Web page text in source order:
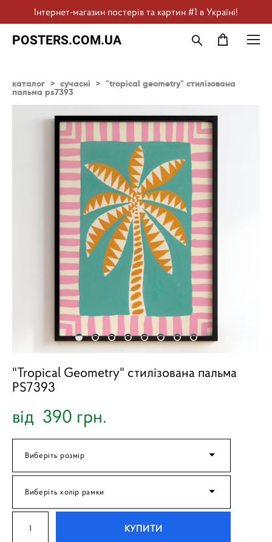
Інтернет-магазин постерів та картин #1 в Україні!
POSTERS.COM.UA
каталог > сучасні > "tropical geometry" стилізована
пальма ps7393
"Tropical Geometry" стилізована пальма
PS7393
від 390 грн.
Виберіть розмір
Виберіть колір рамки
КУПИТИ